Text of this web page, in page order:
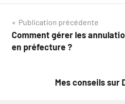
Navigation
de
Publication précédente
Comment gérer les
en préfecture ?
Mes conseils sur